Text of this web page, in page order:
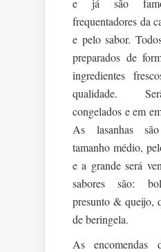
e já são
frequentadores da
e pelo sabor.
preparados de
ingredientes
qualidade.
congelados e em
As lasanhas
tamanho médio,
e a grande será
sabores são:
presunto & queijo,
de beringela.
As encomendas